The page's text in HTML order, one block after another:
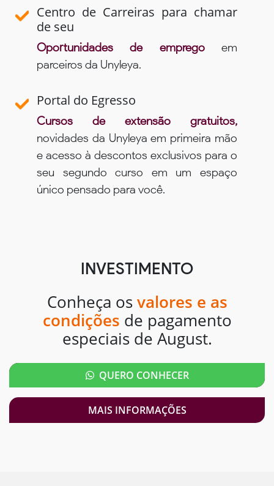
Centro de Carreiras para chamar
de seu
Oportunidades de empregoem
parceiros da Unyleya.
Portal do Egresso
Cursos de extensão gratuitos,
novidades da Unyleya em primeira mão
e acesso à descontos exclusivos para o
seu segundo curso em um espaço
único pensado para você.
INVESTIMENTO
Conheça os valores e as
condições de pagamento
especiais de August.
QUERO CONHECER
MAIS INFORMAÇÕES